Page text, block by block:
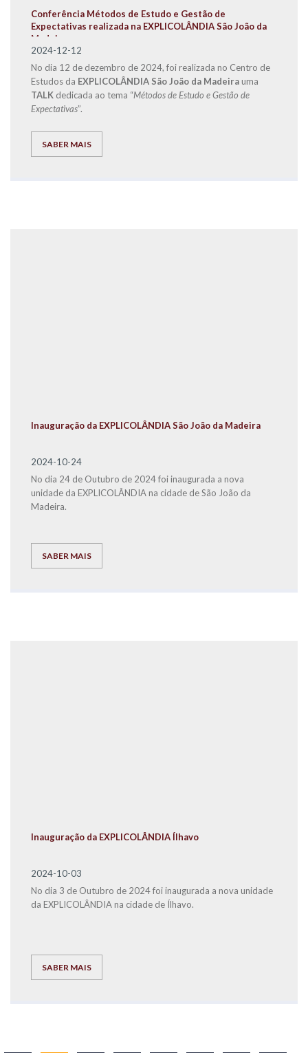
Conferência Métodos de Estudo e Gestão de
Expectativas realizada na EXPLICOLÂNDIA São João da
Madeira
2024-12-12
No dia 12 de dezembro de 2024, foi realizada no Centro de
Estudos da EXPLICOLÂNDIA São João da Madeirauma
TALK dedicada ao tema “Métodos de Estudo e Gestão de
Expectativas”.
SABER MAIS
Inauguração da EXPLICOLÂNDIA São João da Madeira
2024-10-24
No dia 24 de Outubro de 2024 foi inaugurada a nova
unidade da EXPLICOLÂNDIA na cidade de São João da
Madeira.
SABER MAIS
Inauguração da EXPLICOLÂNDIA Ílhavo
2024-10-03
No dia 3 de Outubro de 2024 foi inaugurada a nova unidade
da EXPLICOLÂNDIA na cidade de Ílhavo.
SABER MAIS